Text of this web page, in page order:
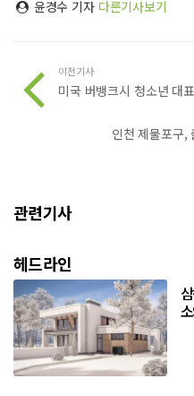
윤경수 기자 다른기사보기
이전기사
미국 버뱅크시 청소년 대
인천 제물포구,
관련기사
헤드라인